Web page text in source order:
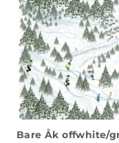
Bare Åk offwhite/